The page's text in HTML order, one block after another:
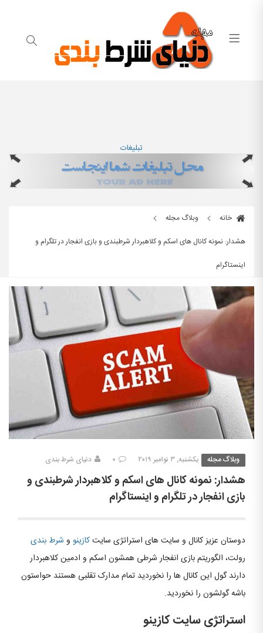
تبلیغات
خانه
وبلاگ مجله
هشدار: نمونه کانال های اسکم و کلاهبردار شرطبندی و بازی انفجار در تلگرام و
اینستاگرام
وبلاگ مجله یکشنبه, ۳ نوامبر ۲۰۱۹ ۰ دنیای شرط بندی
هشدار: نمونه کانال های اسکم و کلاهبردار شرطبندی و
بازی انفجار در تلگرام و اینستاگرام
دوستان عزیز کانال و سایت های استراتژی سایتکازینو و شرط بندی
رولت، الگوریتم بازی انفجار شرطی همشون اسکم و ادمین کلاهبردار
دارند گول این کانال ها را نخوردید تمام مدارک تقلبی هستند حواستون
باشه گولشون را نخوردید.
استراتژی سایت کازینو